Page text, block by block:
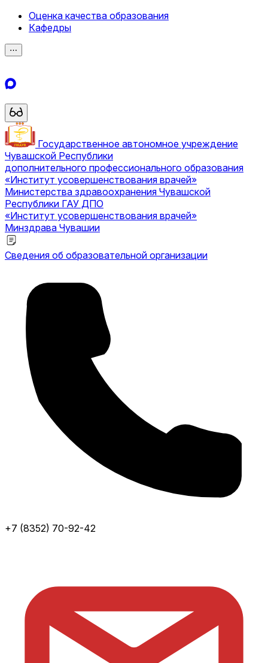
Оценка качества образования
Кафедры
⋯
Государственное автономное учреждение
Чувашской Республики
дополнительного профессионального образования
«Институт усовершенствования врачей»
Министерства здравоохранения Чувашской
Республики ГАУ ДПО
«Институт усовершенствования врачей»
Минздрава Чувашии
Сведения об образовательной организации
+7 (8352) 70-92-42